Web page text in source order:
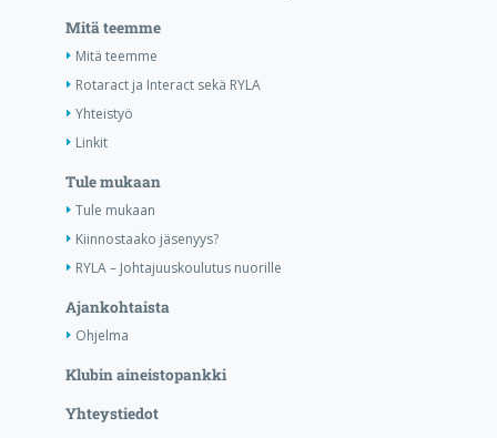
Mitä teemme
Mitä teemme
Rotaract ja Interact sekä RYLA
Yhteistyö
Linkit
Tule mukaan
Tule mukaan
Kiinnostaako jäsenyys?
RYLA – Johtajuuskoulutus nuorille
Ajankohtaista
Ohjelma
Klubin aineistopankki
Yhteystiedot